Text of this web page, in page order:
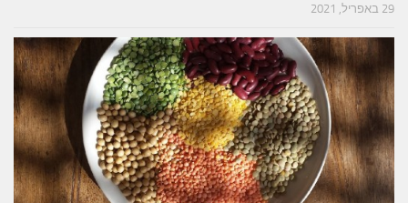
29 באפריל, 2021